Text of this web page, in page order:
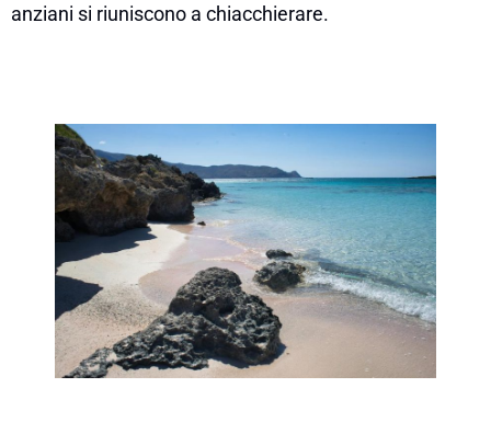
anziani si riuniscono a chiacchierare.